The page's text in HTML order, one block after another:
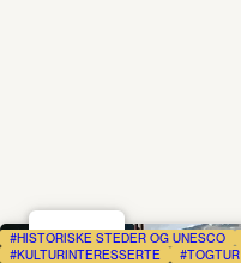
HISTORISKE STEDER OG UNESCO
KULTURINTERESSERTE
TOGTUR
4.2